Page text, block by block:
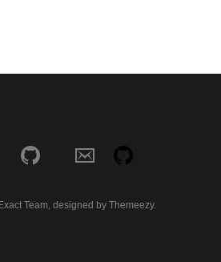
Team, designed by Themeezy.